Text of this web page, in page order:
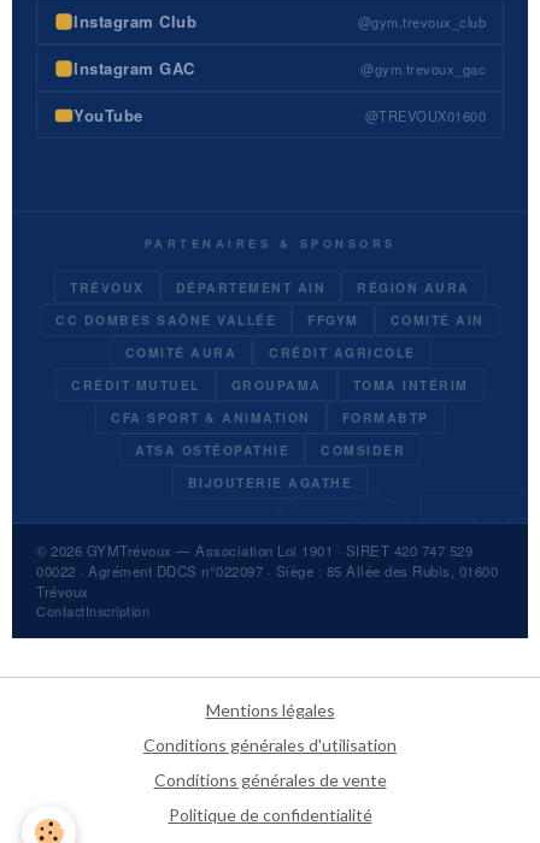
Instagram Club @gym.trevoux_club
Instagram GAC @gym.trevoux_gac
YouTube @TREVOUX01600
PARTENAIRES & SPONSORS
TRÉVOUX DÉPARTEMENT AIN
RÉGION AURA
CC DOMBES SAÔNE VALLÉE
FFGYM
COMITÉ AIN
COMITÉ AURA
CRÉDIT AGRICOLE
CRÉDIT MUTUEL
GROUPAMA
TOMA INTÉRIM
CFA SPORT & ANIMATION
FORMABTP
ATSA OSTÉOPATHIE
COMSIDER
BIJOUTERIE AGATHE
© 2026 GYMTrévoux — Association Loi 1901 · SIRET 420 747 529
00022 · Agrément DDCS n°022097 · Siège : 85 Allée des Rubis, 01600
Trévoux
ContactInscription
Mentions légales
Conditions générales d'utilisation
Conditions générales de vente
Politique de confidentialité